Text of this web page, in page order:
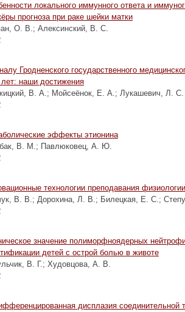
локального иммунного ответа и
прогноза при раке шейки матки
О. В.; Алексинский, В. С.
Гродненского государственного
наши достижения
В. А.; Мойсеёнок, Е. А.; Лукашевич, Л. С.
эффекты этионина
В. М.; Павлюковец, А. Ю.
технологии преподавания физиологии
В. В.; Дорохина, Л. В.; Билецкая, Е. С.;
значение полиморфноядерных
детей с острой болью в животе
В. Г.; Худовцова, А. В.
дисплазия соединительной